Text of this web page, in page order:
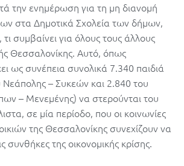
την ενημέρωση για τη μη διανομή
στα Δημοτικά Σχολεία των δήμων,
συμβαίνει για όλους τους άλλους
Θεσσαλονίκης. Αυτό, όπως
ως συνέπεια συνολικά 7.340 παιδιά
– Συκεών και 2.840 του
– Μενεμένης) να στερούνται του
σε μία περίοδο, που οι κοινωνίες
της Θεσσαλονίκης συνεχίζουν να
συνθήκες της οικονομικής κρίσης.